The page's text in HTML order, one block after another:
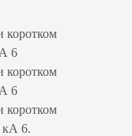
коротком
6
коротком
6
коротком
кА 6.